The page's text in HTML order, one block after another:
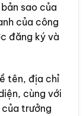
sao của
của công
đăng ký và
tên, địa chỉ
cùng với
của trưởng